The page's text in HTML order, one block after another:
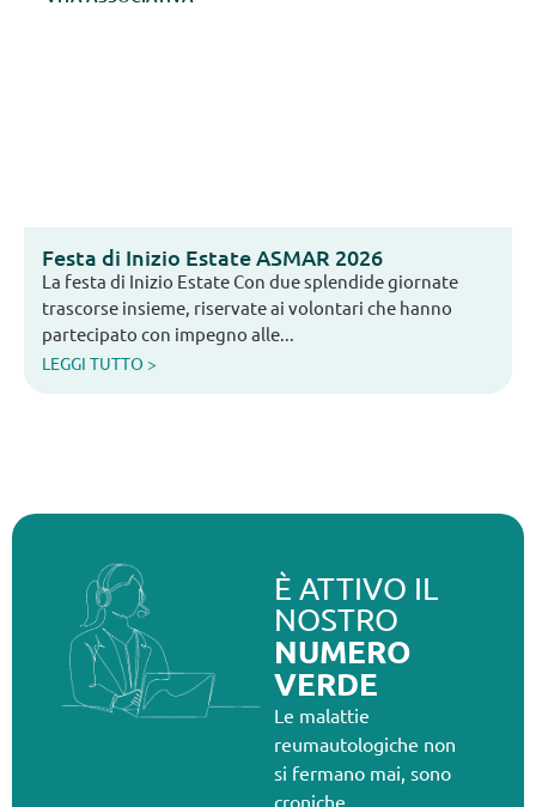
Festa di Inizio Estate ASMAR 2026
La festa di Inizio Estate Con due splendide giornate
trascorse insieme, riservate ai volontari che hanno
partecipato con impegno alle...
LEGGI TUTTO >
È ATTIVO IL
NOSTRO
NUMERO
VERDE
Le malattie
reumautologiche non
si fermano mai, sono
croniche,